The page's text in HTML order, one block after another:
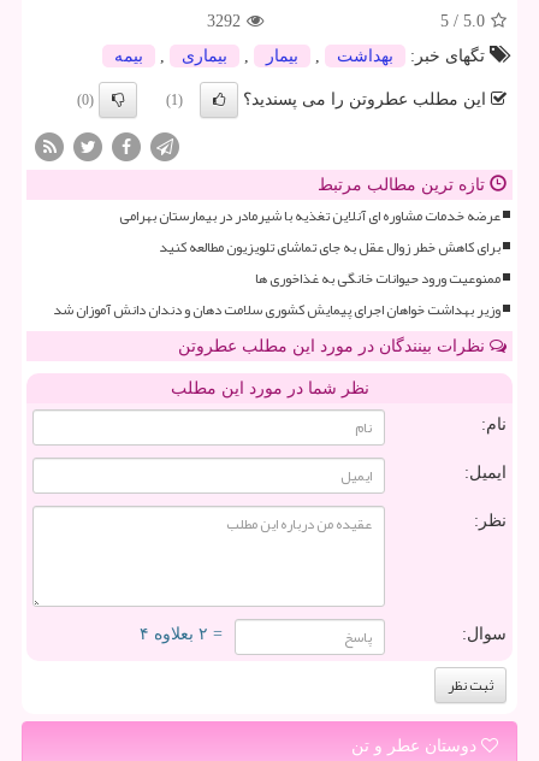
5.0
/
5
3292
تگهای خبر:
بهداشت بیمار بیماری بیمه
این مطلب عطروتن را می پسندید؟ (1)
(0)
تازه ترین مطالب مرتبط
عرضه خدمات مشاوره ای آنلاین تغذیه با شیرمادر در بیمارستان بهرامی
برای کاهش خطر زوال عقل به جای تماشای تلویزیون مطالعه کنید
ممنوعیت ورود حیوانات خانگی به غذاخوری ها
وزیر بهداشت خواهان اجرای پیمایش کشوری سلامت دهان و دندان دانش آموزان شد
نظرات بینندگان در مورد این مطلب عطروتن
نظر شما در مورد این مطلب
نام:
ایمیل:
نظر:
سوال: = ۲ بعلاوه ۴
دوستان عطر و تن